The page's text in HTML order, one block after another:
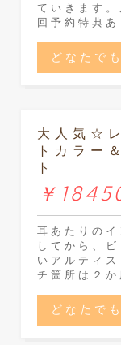
ていきます
回予約特典あ
どなたで
大人気☆
トカラー
ト
￥
耳あたりの
してから、
いアルティ
チ箇所は２か
どなたで